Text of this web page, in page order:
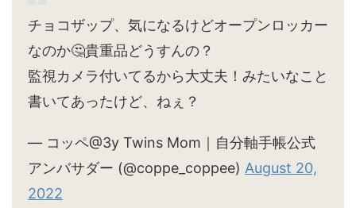
チョコザップ、気になるけどオープンロッカー
なのか🤔貴重品どうすんの？
監視カメラ付いてるから大丈夫！みたいなこと
書いてあったけど、ねぇ？
— コッペ@3y Twins Mom｜自分軸手帳公式
アンバサダー (@coppe_coppee) August 20,
2022